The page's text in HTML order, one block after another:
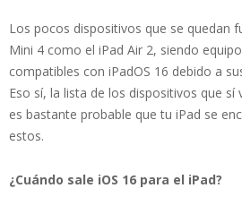
Los pocos dispositivos que se quedan
Mini 4 como el iPad Air 2, siendo
compatibles con iPadOS 16 debido a
Eso sí, la lista de los dispositivos que sí
es bastante probable que tu iPad se
estos.
¿Cuándo sale iOS 16 para el iPad?